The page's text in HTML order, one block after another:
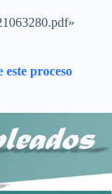
este proceso